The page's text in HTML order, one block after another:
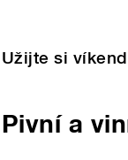
Užijte si
Pivní a